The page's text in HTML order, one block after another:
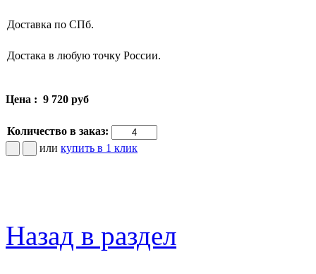
Доставка по СПб.
Достака в любую точку России.
Цена : 9 720 руб
Количество в заказ:
или купить в 1 клик
Назад в раздел